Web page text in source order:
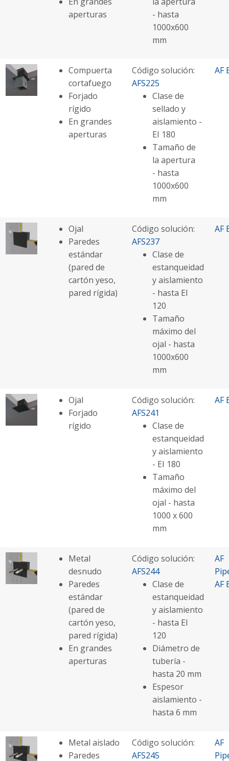
aperturas
- hasta
1000x600
mm
Compuerta
cortafuego
Forjado
rígido
En grandes
aperturas
Código solución:
AFS225
Clase de
sellado y
aislamiento -
EI 180
Tamaño de
la apertura
- hasta
1000x600
mm
AF
Ojal
Paredes
estándar
(pared de
cartón yeso,
pared rígida)
Código solución:
AFS237
Clase de
estanqueidad
y aislamiento
- hasta EI
120
Tamaño
máximo del
ojal - hasta
1000x600
mm
AF
Ojal
Forjado
rígido
Código solución:
AFS241
Clase de
estanqueidad
y aislamiento
- EI 180
Tamaño
máximo del
ojal - hasta
1000 x 600
mm
AF
Metal
desnudo
Paredes
estándar
(pared de
cartón yeso,
pared rígida)
En grandes
aperturas
Código solución:
AFS244
Clase de
estanqueidad
y aislamiento
- hasta EI
120
Diámetro de
tubería -
hasta 20 mm
Espesor
aislamiento -
hasta 6 mm
AF
AF
Metal aislado
Paredes
Código solución:
AFS245
AF